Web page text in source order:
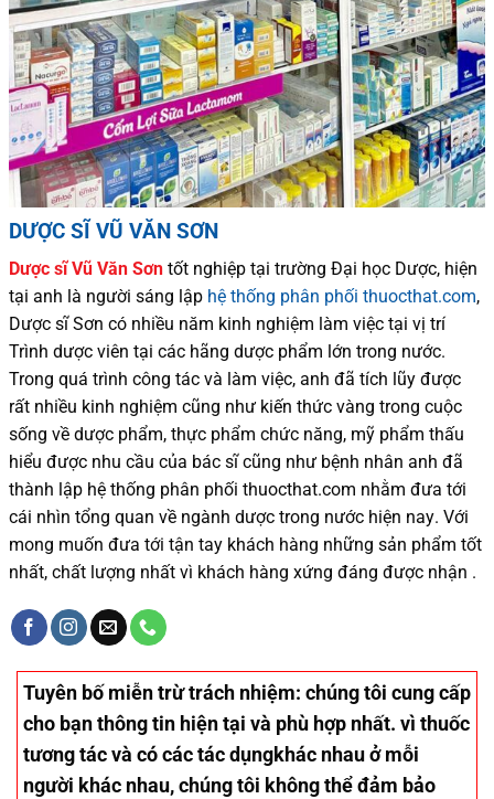
DƯỢC SĨ VŨ VĂN SƠN
Dược sĩVũ Văn Sơn tốt nghiệp tại trường Đại học Dược, hiện
tại anh là người sáng lập hệ thống phân phối thuocthat.com,
Dược sĩSơn có nhiều năm kinh nghiệm làm việc tại vị trí
Trình dược viên tại các hãng dược phẩm lớn trong nước.
Trong quá trình công tác và làm việc, anh đã tích lũy được
rất nhiều kinh nghiệm cũng như kiến thức vàng trong cuộc
sống về dược phẩm, thực phẩm chức năng, mỹ phẩm thấu
hiểu được nhu cầu của bác sĩcũng như bệnh nhân anh đã
thành lập hệ thống phân phối thuocthat.com nhằm đưa tới
cái nhìn tổng quan về ngành dược trong nước hiện nay. Với
mong muốn đưa tới tận tay khách hàng những sản phẩm tốt
nhất, chất lượng nhất vì khách hàng xứng đáng được nhận .
Tuyên bố miễn trừ trách nhiệm: chúng tôi cung cấp
cho bạn thông tin hiện tại và phù hợp nhất. vì thuốc
tương tác và có các tác dụngkhác nhau ở mỗi
người khác nhau, chúng tôi không thể đảm bảo